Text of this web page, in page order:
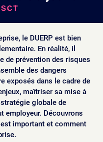
le DUERP est bien
En réalité, il
de prévention des risques
des dangers
exposés dans le cadre de
maîtriser sa mise à
globale de
employeur. Découvrons
important et comment